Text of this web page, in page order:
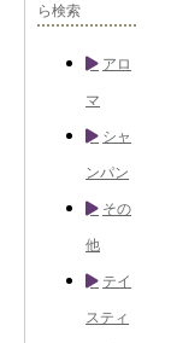
ら検索
アロ
マ
シャ
ンパン
その
他
テイ
スティ